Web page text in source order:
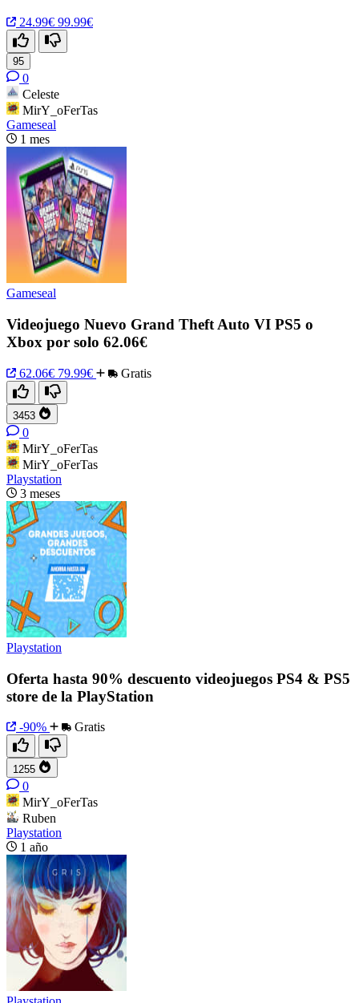
24.99€ 99.99€
95
0
Celeste
MirY_oFerTas
Gameseal
1 mes
Gameseal
Videojuego Nuevo Grand Theft Auto VI PS5 o
Xbox por solo 62.06€
62.06€ 79.99€ Gratis
3453
0
MirY_oFerTas
MirY_oFerTas
Playstation
3 meses
Playstation
Oferta hasta 90% descuento videojuegos PS4 & PS5
store de la PlayStation
-90% Gratis
1255
0
MirY_oFerTas
Ruben
Playstation
1 año